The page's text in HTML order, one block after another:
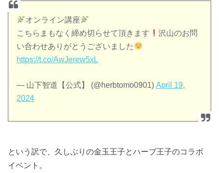
オンライン講座
こちらまもなく締め切らせて頂きます
沢山のお問
い合わせありがとうございました
https://t.co/AwJerew5xL
— 山下智道【公式】 (@herbtomo0901)April 19,
2024
という訳で、久しぶりの金玉王子とハーブ王子のコラボ
イベント。